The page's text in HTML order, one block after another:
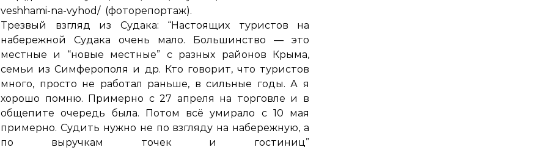
veshhami-na-vyhod/ (фоторепортаж).
Трезвый взгляд из Судака: “Настоящих туристов на
набережной Судака очень мало. Большинство — это
местные и “новые местные” с разных районов Крыма,
семьи из Симферополя и др. Кто говорит, что туристов
много, просто не работал раньше, в сильные годы. А я
хорошо помню. Примерно с 27 апреля на торговле и в
общепите очередь была. Потом всё умирало с 10 мая
примерно. Судить нужно не по взгляду на набережную, а
по выручкам точек и гостиниц”